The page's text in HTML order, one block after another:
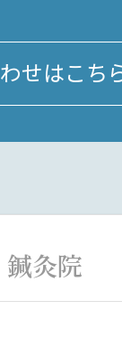
せはこち
灸院